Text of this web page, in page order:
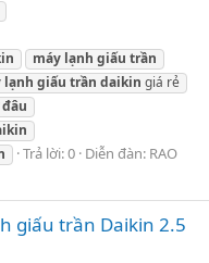
máy lạnh giấu trần
lạnh giấu trần daikin giá rẻ
đâu
Trả lời: 0 Diễn đàn: RAO
giấu trần Daikin 2.5